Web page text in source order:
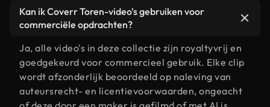
Kan ik Coverr Toren-video's gebruiken voor
commerciële opdrachten?
Ja, alle video's in deze collectie zijn royaltyvrij en
goedgekeurd voor commercieel gebruik. Elke clip
wordt afzonderlijk beoordeeld op naleving van
auteursrecht- en licentievoorwaarden, ongeacht